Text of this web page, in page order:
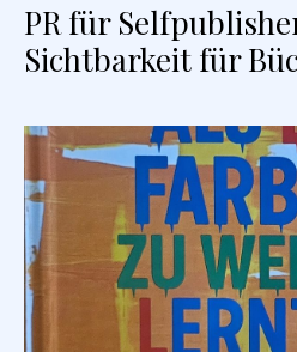
PR für
Sichtbarkeit für